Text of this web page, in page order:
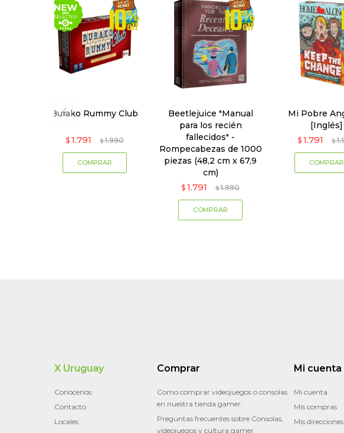
Burako Rummy Club
$ 1.791 $ 1.990
Beetlejuice "Manual
para los recién
fallecidos" -
Rompecabezas de 1000
piezas (48,2 cm x 67,9
cm)
$ 1.791 $ 1.990
Mi Pobre
[Inglés]
$ 1.791 $
X Uruguay
Conocenos
Contacto
Locales
Comprar
Como comprar videojuegos o consolas
en nuestra tienda gamer.
Preguntas frecuentes sobre Consolas,
videojuegos y cultura gamer
Mi cuenta
Mi cuenta
Mis compras
Mis direcciones